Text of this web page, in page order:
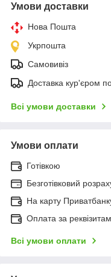
Умови доставки
Нова Пошта
Укрпошта
Самовивіз
Доставка кур'єром
Всі умови доставки
Умови оплати
Готівкою
Безготівковий
На карту
Оплата за
Всі умови оплати